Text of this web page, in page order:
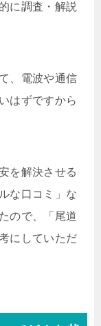
に調査・解説
、電波や通信
はずですから
を解決させる
な口コミ」な
ので、「尾道
にしていただ